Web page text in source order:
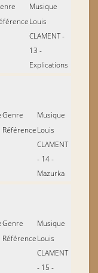
Musique
Louis
CLAMENT -
13 -
Explications
Genre
Musique
RéférenceLouis
CLAMENT
- 14 -
Mazurka
Genre
Musique
RéférenceLouis
CLAMENT
- 15 -